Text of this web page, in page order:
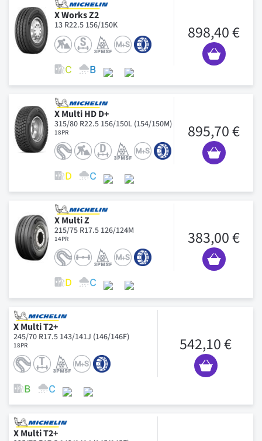
X Works Z2
13 R22.5 156/150K 898,40 €
X Multi HD D+
315/80 R22.5 156/150L (154/150M)
18PR 895,70 €
X Multi Z
215/75 R17.5 126/124M
14PR 383,00 €
X Multi T2+
245/70 R17.5 143/141J (146/146F)
18PR 542,10 €
X Multi T2+